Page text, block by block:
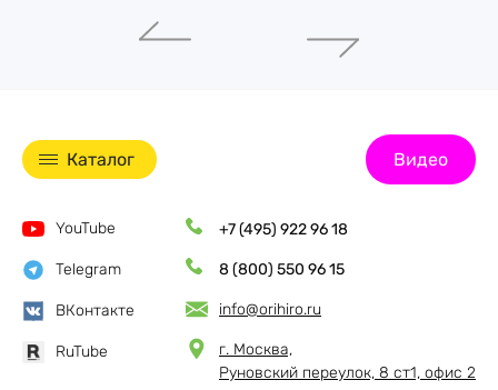
Каталог Видео
YouTube
Telegram
ВКонтакте
RuTube
+7 (495) 922 96 18
8 (800) 550 96 15
info@orihiro.ru
г. Москва,
Руновский переулок, 8 ст1, офис 2